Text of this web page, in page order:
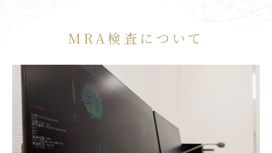
MRA検査について